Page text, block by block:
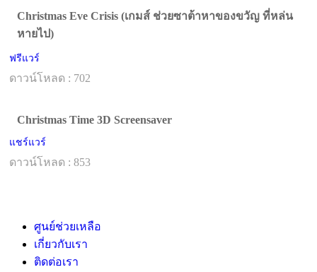
Christmas Eve Crisis (เกมส์ ช่วยซาต้าหาของขวัญ ที่หล่น
หายไป)
ฟรีแวร์
ดาวน์โหลด : 702
Christmas Time 3D Screensaver
แชร์แวร์
ดาวน์โหลด : 853
ศูนย์ช่วยเหลือ
เกี่ยวกับเรา
ติดต่อเรา